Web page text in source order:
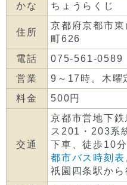
かな ちょうらくじ
住所
京都府京都市
町626
電話
075-561-0589
営業
9～17時。木曜
料金
500円
交通
京都市営地下
ス201・203系
下車、徒歩10
都市バス時刻表
祇園四条駅か